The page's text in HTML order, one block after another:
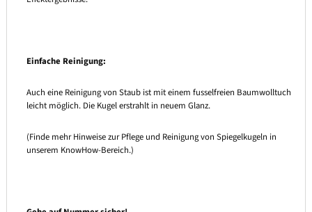
Einfache Reinigung:
Auch eine Reinigung von Staub ist mit einem fusselfreien Baumwolltuch
leicht möglich. Die Kugel erstrahlt in neuem Glanz.
(Finde mehr Hinweise zur Pflege und Reinigung von Spiegelkugeln in
unserem KnowHow-Bereich.)